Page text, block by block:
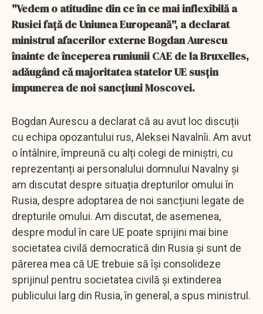
''Vedem o atitudine din ce în ce mai inflexibilă a
Rusiei față de Uniunea Europeană'', a declarat
ministrul afacerilor externe Bogdan Aurescu
înainte de începerea runiunii CAE de la Bruxelles,
adăugând că majoritatea statelor UE susțin
impunerea de noi sancțiuni Moscovei.
Bogdan Aurescu a declarat că au avut loc discuții
cu echipa opozantului rus, Aleksei Navalnîi. Am avut
o întâlnire, împreună cu alți colegi de miniștri, cu
reprezentanți ai personalului domnului Navalny și
am discutat despre situația drepturilor omului în
Rusia, despre adoptarea de noi sancțiuni legate de
drepturile omului. Am discutat, de asemenea,
despre modul în care UE poate sprijini mai bine
societatea civilă democratică din Rusia și sunt de
părerea mea că UE trebuie să își consolideze
sprijinul pentru societatea civilă și extinderea
publicului larg din Rusia, în general, a spus ministrul.